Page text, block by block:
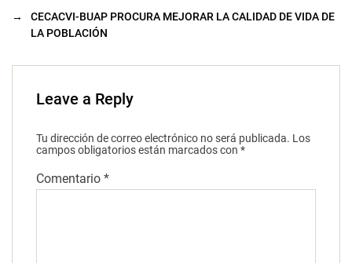
→
CECACVI-BUAP PROCURA MEJORAR LA CALIDAD DE VIDA DE
LA POBLACIÓN
Leave a Reply
Tu dirección de correo electrónico no será publicada. Los
campos obligatorios están marcados con *
Comentario *